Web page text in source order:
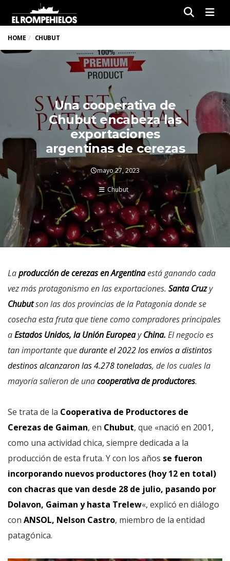
HOME CHUBUT
Una cooperativa de
Chubut encabeza las
exportaciones
argentinas de cerezas
mayo 27, 2023
Chubut
Laproducción de cerezas en Argentinaestá ganando cada
vez más protagonismo en las exportaciones. Santa Cruzy
Chubutson las dos provincias de la Patagonia donde se
cosecha esta fruta que tiene como compradores principales
aEstados Unidos, la Unión EuropeayChina. El negocio es
tan importante quedurante el 2022 los envíos a distintos
destinos alcanzaron las 4.278 toneladas, de los cualesla
mayoría salieron de unacooperativa de productores.
Se trata de la Cooperativa de Productores de
Cerezas de Gaiman, en Chubut, que «nació en 2001,
como una actividad chica, siempre dedicada a la
producción de esta fruta. Y con los años se fueron
incorporando nuevos productores (hoy 12 en total)
con chacras que van desde 28 de julio, pasando por
Dolavon, Gaiman y hasta Trelew«, explicó en diálogo
con ANSOL, Nelson Castro, miembro de la entidad
patagónica.